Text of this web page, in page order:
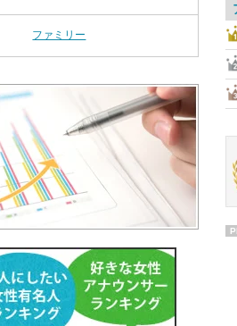
ファミリー